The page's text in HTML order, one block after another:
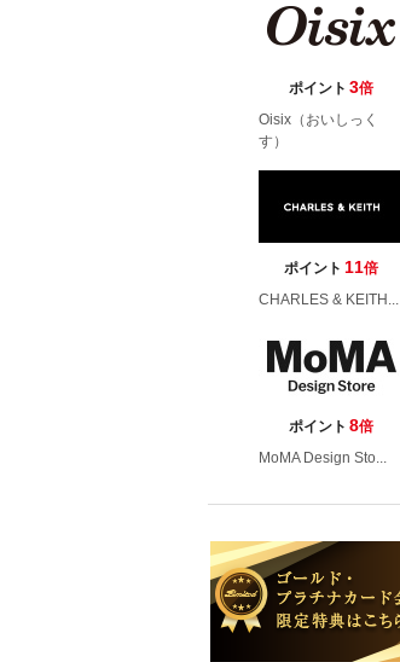
ポイント 3倍
Oisix（おいしっく
す）
ポイント 11倍
CHARLES & KEITH...
ポイント 8倍
MoMA Design Sto...